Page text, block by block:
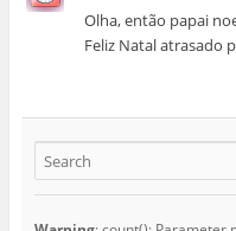
Olha, então papai
Feliz Natal atrasado